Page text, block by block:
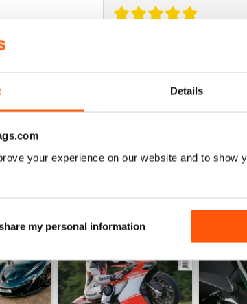
Details
your experience on our website and to show
my personal information
Love this magazine! Great